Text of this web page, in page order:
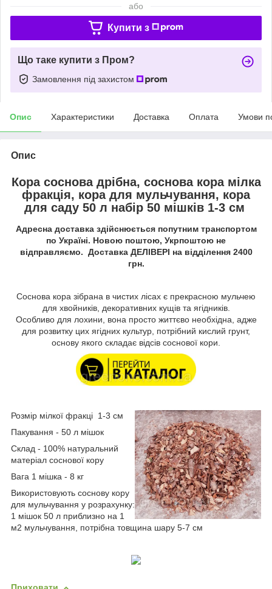
або
Купити з
Що таке купити з Пром?
Замовлення під захистом
Опис Характеристики Доставка Оплата Умови
Опис
Кора соснова дрібна, соснова кора мілка
фракція, кора для мульчування, кора
для саду 50 л набір 50 мішків 1-3 см
Адресна доставка здійснюється попутним транспортом
по Україні. Новою поштою, Укрпоштою не
відправляємо. Доставка ДЕЛІВЕРІ на відділення 2400
грн.
Соснова кора зібрана в чистих лісах є прекрасною мульчею
для хвойників, декоративних кущів та ягідників.
Особливо для лохини, вона просто життєво необхідна, адже
для розвитку цих ягідних культур, потрібний кислий грунт,
основу якого складає відсів соснової кори.
Розмір мілкої фракці 1-3 см
Пакування - 50 л мішок
Склад - 100% натуральний
матеріал соснової кору
Вага 1 мішка - 8 кг
Використовують соснову кору
для мульчування у розрахунку:
1 мішок 50 л приблизно на 1
м2 мульчування, потрібна товщина шару 5-7 см